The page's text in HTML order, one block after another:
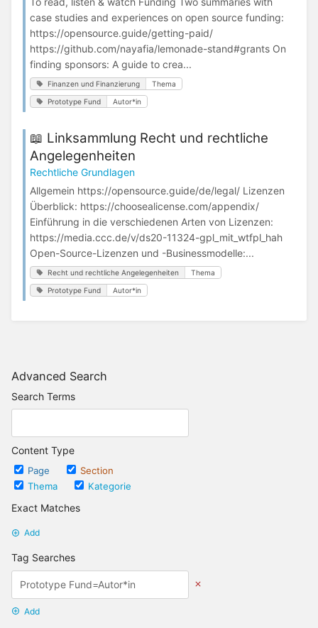
Advanced Search
Search Terms
Content Type
Page
Section
Thema
Kategorie
Exact Matches
Add
Tag Searches
Add
case studies and experiences on open source funding:
https://opensource.guide/getting-paid/
https://github.com/nayafia/lemonade-stand#grants On
finding sponsors: A guide to crea...
Finanzen und Finanzierung Thema
Prototype Fund Autor*in
📖 Linksammlung Recht und rechtliche
Angelegenheiten
Rechtliche Grundlagen
Allgemein https://opensource.guide/de/legal/ Lizenzen
Überblick: https://choosealicense.com/appendix/
Einführung in die verschiedenen Arten von Lizenzen:
https://media.ccc.de/v/ds20-11324-gpl_mit_wtfpl_hah
Open-Source-Lizenzen und -Businessmodelle:...
Recht und rechtliche Angelegenheiten Thema
Prototype Fund Autor*in